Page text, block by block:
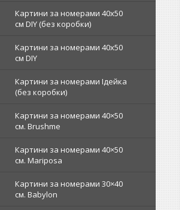
Картини за номерами 40х50
см DIY (без коробки)
Картини за номерами 40х50
см DIY
Картини за номерами Ідейка
(без коробки)
Картини за номерами 40×50
см. Brushme
Картини за номерами 40×50
см. Mariposa
Картини за номерами 30×40
см. Babylon